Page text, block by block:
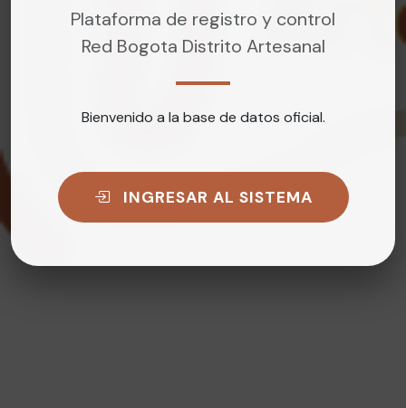
Plataforma de registro y control
Red Bogota Distrito Artesanal
Bienvenido a la base de datos oficial.
INGRESAR AL SISTEMA